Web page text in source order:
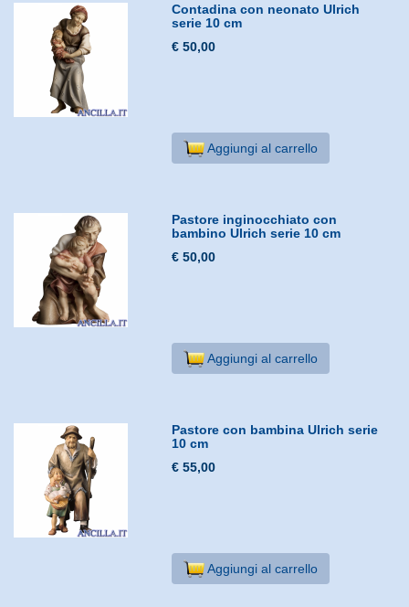
Contadina con neonato Ulrich
serie 10 cm
€ 50,00
Aggiungi al carrello
Pastore inginocchiato con
bambino Ulrich serie 10 cm
€ 50,00
Aggiungi al carrello
Pastore con bambina Ulrich serie
10 cm
€ 55,00
Aggiungi al carrello